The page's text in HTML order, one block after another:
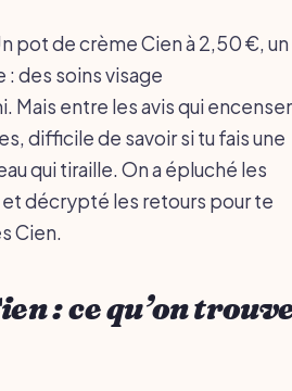
pot de crème Cien à 2,50 €, un
: des soins visage
Mais entre les avis qui
difficile de savoir si tu fais une
qui tiraille. On a épluché les
décrypté les retours pour te
Cien.
: ce qu’on